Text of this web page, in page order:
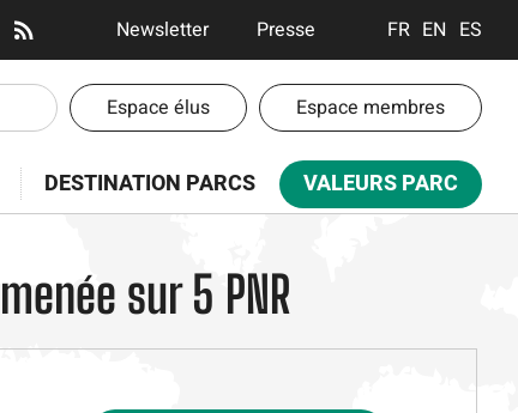
En-
tête
Communication
Newsletter Presse FRANÇAIS
ENGLISH
En-
tête
-
Espaces
Espace élus Espace membres
DESTINATION PARCS VALEURS PARC
sur 5 PNR